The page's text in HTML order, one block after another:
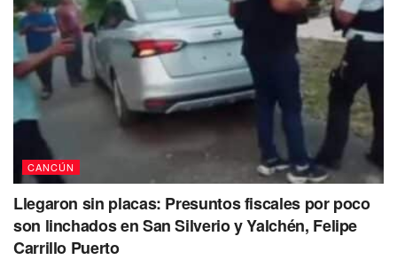
alertaron a las autoridades al señalar que se escuchaban
detonaciones con arma de fuego.
CANCÚN
Llegaron sin placas: Presuntos fiscales por poco
son linchados en San Silverio y Yalchén, Felipe
Carrillo Puerto